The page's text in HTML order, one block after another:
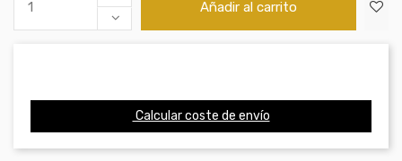
Añadir al carrito
Calcular coste de envío